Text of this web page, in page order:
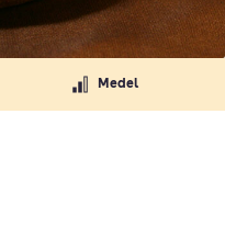
Medel